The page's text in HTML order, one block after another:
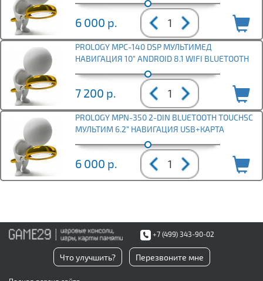
6 000 р.
PROLOGY MPC-140 DSP МУЛЬТИМЕД
НАВИГАЦИЯ 10" ANDROID 8.1 WIFI BLUETOOTH
7 200 р.
PROLOGY MPN-350 2-DIN BLUETOOTH TOUCHSC
МУЛЬТИМ 6.2" НАВИГАЦИЯ USB+КАРТА
6 000 р.
+7 (499) 343-90-02
Что улучшить? Перезвоните мне